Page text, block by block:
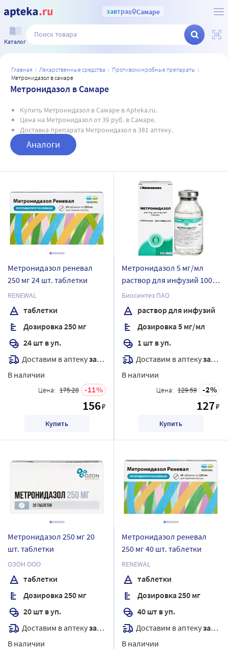
завтрав Самаре
Каталог
главная лекарственные средства
противомикробные препараты
метронидазол в самаре
Метронидазол в Самаре
Купить Метронидазол в Самаре в Apteka.ru.
Цена на Метронидазол от 39 руб. в Самаре.
Доставка препарата Метронидазол в 381 аптеку.
Аналоги
Метронидазол реневал
250 мг 24 шт. таблетки
RENEWAL
таблетки
Дозировка 250 мг
24 шт в уп.
Доставим в аптекузавтра
В наличии
Цена: 175.28 11
156₽
Купить
Метронидазол 5 мг/мл
раствор для инфузий 100
мл бутылка 1 шт.
Биосинтез ПАО
раствор для инфузий
Дозировка 5 мг/мл
1 шт в уп.
Доставим в аптекузавтра
В наличии
Цена: 129.59 2
127₽
Купить
Метронидазол 250 мг 20
шт. таблетки
ОЗОН ООО
таблетки
Дозировка 250 мг
20 шт в уп.
Доставим в аптекузавтра
В наличии
Метронидазол реневал
250 мг 40 шт. таблетки
RENEWAL
таблетки
Дозировка 250 мг
40 шт в уп.
Доставим в аптекузавтра
В наличии